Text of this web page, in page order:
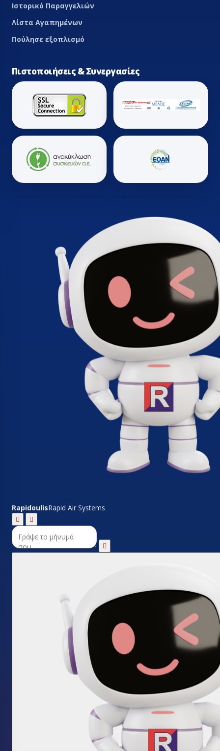
Ιστορικό Παραγγελιών
Λίστα Αγαπημένων
Πούλησε εξοπλισμό
Πιστοποιήσεις & Συνεργασίες
RapidoulisRapid Air Systems